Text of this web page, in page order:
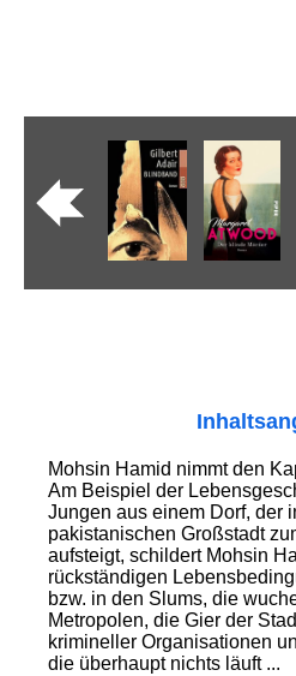
Mohsin Hamid nimmt den
Am Beispiel der
Jungen aus einem Dorf, der
pakistanischen Großstadt
aufsteigt, schildert Mohsin
rückständigen
bzw. in den Slums, die
Metropolen, die Gier der
krimineller Organisationen
die überhaupt nichts läuft ...